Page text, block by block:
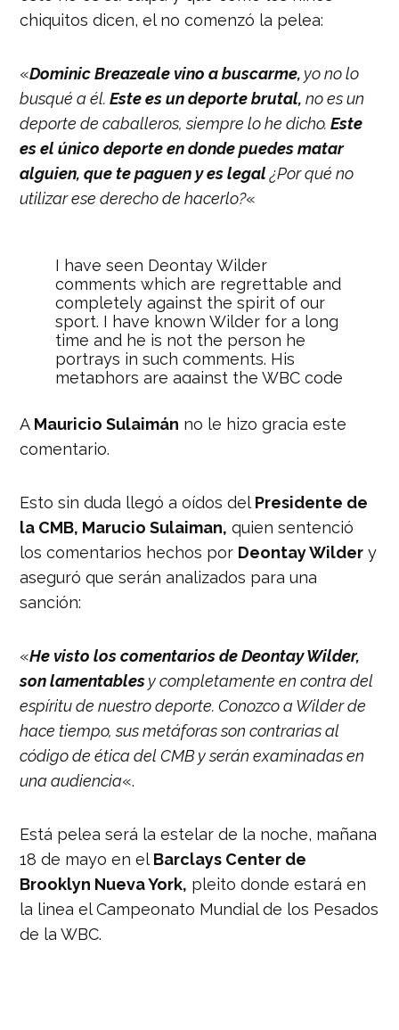
chiquitos dicen, el no comenzó la pelea:
«Dominic Breazeale vino a buscarme, yo no lo
busqué a él.Este es un deporte brutal, no es un
deporte de caballeros, siempre lo he dicho.Este
es el único deporte en donde puedes matar
alguien, que te paguen y es legal¿Por qué no
utilizar ese derecho de hacerlo?«
I have seen Deontay Wilder
comments which are regrettable and
completely against the spirit of our
sport. I have known Wilder for a long
time and he is not the person he
portrays in such comments. His
metaphors are against the WBC code
hearing
— Mauricio Sulaiman (@wbcmoro)
A Mauricio Sulaimán no le hizo gracia este
comentario.
Esto sin duda llegó a oídos delPresidente de
la CMB, Marucio Sulaiman, quien sentenció
los comentarios hechos por Deontay Wilder y
aseguró que serán analizados para una
sanción:
«He visto los comentarios de Deontay Wilder,
son lamentablesy completamente en contra del
espíritu de nuestro deporte. Conozco a Wilder de
hace tiempo, sus metáforas son contrarias al
código de ética del CMB y serán examinadas en
una audiencia«.
Está pelea será la estelar de la noche, mañana
18 de mayo en elBarclays Center de
Brooklyn Nueva York, pleito donde estará en
la linea el Campeonato Mundial de los Pesados
de la WBC.